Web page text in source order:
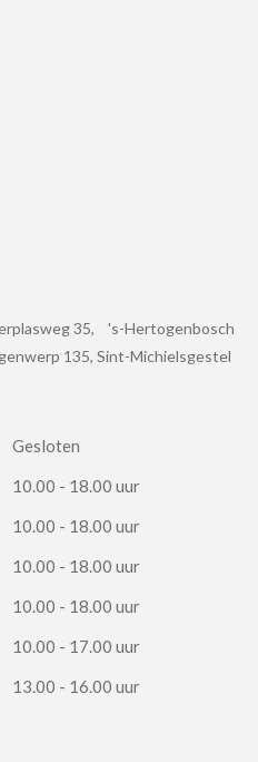
35, 's-Hertogenbosch
135, Sint-Michielsgestel
Gesloten
10.00 - 18.00 uur
10.00 - 18.00 uur
10.00 - 18.00 uur
10.00 - 18.00 uur
10.00 - 17.00 uur
13.00 - 16.00 uur